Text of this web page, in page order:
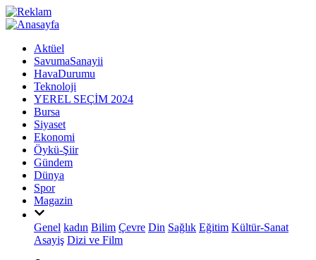
Aktüel
SavumaSanayii
HavaDurumu
Teknoloji
YEREL SEÇİM 2024
Bursa
Siyaset
Ekonomi
Öykü-Şiir
Gündem
Dünya
Spor
Magazin
Genel kadın Bilim Çevre Din Sağlık Eğitim Kültür-Sanat
Asayiş Dizi ve Film